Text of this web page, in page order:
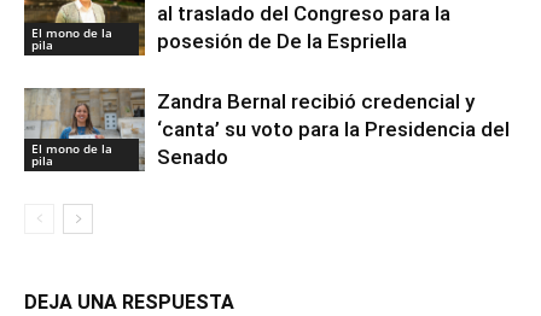
El mono de la
pila
al traslado del Congreso para la
posesión de De la Espriella
El mono de la
pila
Zandra Bernal recibió credencial y
‘canta’ su voto para la Presidencia del
Senado
DEJA UNA RESPUESTA